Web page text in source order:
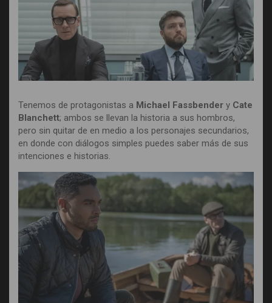
Tenemos de protagonistas a Michael Fassbender y Cate
Blanchett; ambos se llevan la historia a sus hombros,
pero sin quitar de en medio a los personajes secundarios,
en donde con diálogos simples puedes saber más de sus
intenciones e historias.